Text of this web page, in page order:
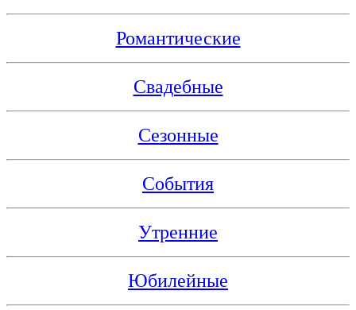
Романтические
Свадебные
Сезонные
События
Утренние
Юбилейные